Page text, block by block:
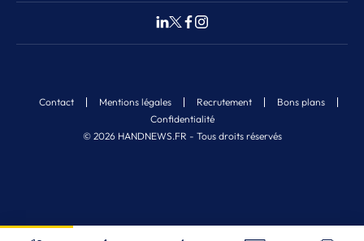
Fermer
© 2026 HANDNEWS.FR - Tous droits réservés
Contact Mentions légales Recrutement
Bons plans
Confidentialité